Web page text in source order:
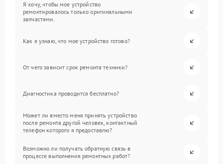
Я хочу, чтобы мое устройство
ремонтировалось только оригинальными
запчастями.
Как я узнаю, что мое устройство готово?
От чего зависит срок ремонта техники?
Диагностика проводится бесплатно?
Может ли вместо меня принять устройство
после ремонта другой человек, контактный
телефон которого я предоставлю?
Возможно ли получать обратную связь в
процессе выполнения ремонтных работ?